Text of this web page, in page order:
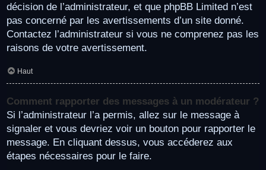
décision de l’administrateur, et que phpBB Limited n’est
pas concerné par les avertissements d’un site donné.
Contactez l’administrateur si vous ne comprenez pas les
raisons de votre avertissement.
Haut
Comment rapporter des messages à un modérateur ?
Si l’administrateur l’a permis, allez sur le message à
signaler et vous devriez voir un bouton pour rapporter le
message. En cliquant dessus, vous accéderez aux
étapes nécessaires pour le faire.